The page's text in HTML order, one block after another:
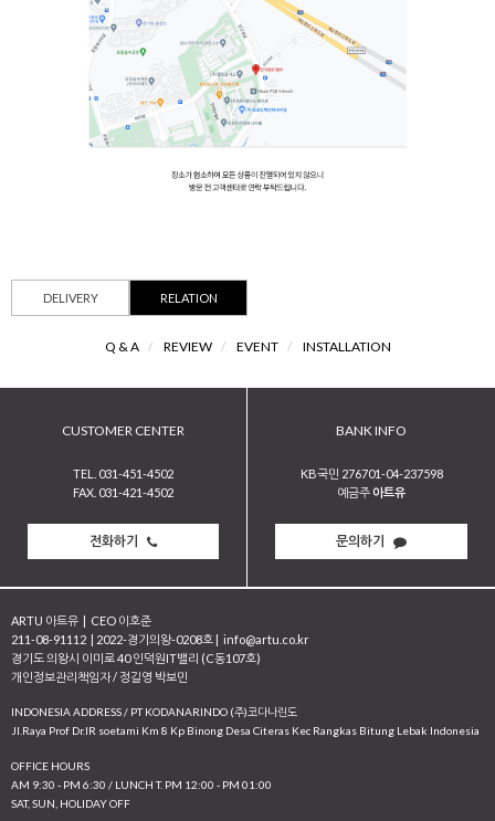
DELIVERY RELATION
Q & A / REVIEW / EVENT / INSTALLATION
CUSTOMER CENTER
TEL. 031-451-4502
FAX. 031-421-4502
전화하기
BANK INFO
KB국민 276701-04-237598
예금주 아트유
문의하기
ARTU 아트유 | CEO 이호준
211-08-91112 | 2022-경기의왕-0208호 | info@artu.co.kr
경기도 의왕시 이미로 40 인덕원IT밸리 (C동107호)
개인정보관리책임자 / 정길영 박보민
INDONESIA ADDRESS / PT KODANARINDO (주)코다나린도
JI.Raya Prof Dr.IR soetami Km 8 Kp Binong Desa Citeras Kec Rangkas Bitung Lebak Indonesia
OFFICE HOURS
AM 9:30 - PM 6:30 / LUNCH T. PM 12:00 - PM 01:00
SAT, SUN, HOLIDAY OFF